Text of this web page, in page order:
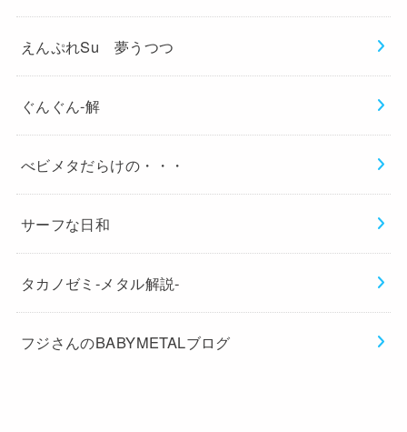
えんぷれSu 夢うつつ
ぐんぐん-解
べビメタだらけの・・・
サーフな日和
タカノゼミ-メタル解説-
フジさんのBABYMETALブログ